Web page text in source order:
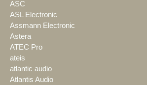
ASC
ASL Electronic
Assmann Electronic
Astera
ATEC Pro
ateis
atlantic audio
Atlantis Audio